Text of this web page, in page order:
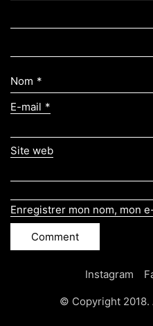
Nom *
E-mail *
Site web
Enregistrer mon nom, mon
Instagram
© Copyright 2018.